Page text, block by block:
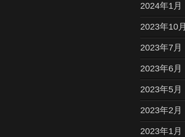
2024年1月
2023年10月
2023年7月
2023年6月
2023年5月
2023年2月
2023年1月